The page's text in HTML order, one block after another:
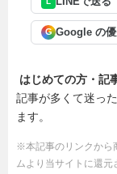
G Google の
はじめての方・記
記事が多くて迷っ
ます。
※本記事のリンクから
ムより当サイトに還